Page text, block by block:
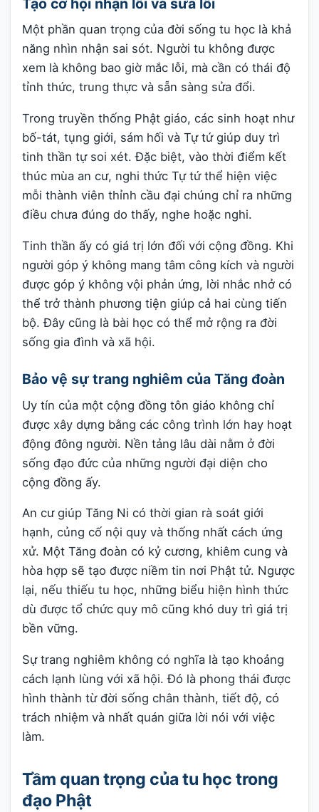
Một phần quan trọng của đời sống tu học là khả
năng nhìn nhận sai sót. Người tu không được
xem là không bao giờ mắc lỗi, mà cần có thái độ
tỉnh thức, trung thực và sẵn sàng sửa đổi.
Trong truyền thống Phật giáo, các sinh hoạt như
bố-tát, tụng giới, sám hối và Tự tứ giúp duy trì
tinh thần tự soi xét. Đặc biệt, vào thời điểm kết
thúc mùa an cư, nghi thức Tự tứ thể hiện việc
mỗi thành viên thỉnh cầu đại chúng chỉ ra những
điều chưa đúng do thấy, nghe hoặc nghi.
Tinh thần ấy có giá trị lớn đối với cộng đồng. Khi
người góp ý không mang tâm công kích và người
được góp ý không vội phản ứng, lời nhắc nhở có
thể trở thành phương tiện giúp cả hai cùng tiến
bộ. Đây cũng là bài học có thể mở rộng ra đời
sống gia đình và xã hội.
Bảo vệ sự trang nghiêm của Tăng đoàn
Uy tín của một cộng đồng tôn giáo không chỉ
được xây dựng bằng các công trình lớn hay hoạt
động đông người. Nền tảng lâu dài nằm ở đời
sống đạo đức của những người đại diện cho
cộng đồng ấy.
An cư giúp Tăng Ni có thời gian rà soát giới
hạnh, củng cố nội quy và thống nhất cách ứng
xử. Một Tăng đoàn có kỷ cương, khiêm cung và
hòa hợp sẽ tạo được niềm tin nơi Phật tử. Ngược
lại, nếu thiếu tu học, những biểu hiện hình thức
dù được tổ chức quy mô cũng khó duy trì giá trị
bền vững.
Sự trang nghiêm không có nghĩa là tạo khoảng
cách lạnh lùng với xã hội. Đó là phong thái được
hình thành từ đời sống chân thành, tiết độ, có
trách nhiệm và nhất quán giữa lời nói với việc
làm.
Tầm quan trọng của tu học trong
đạo Phật